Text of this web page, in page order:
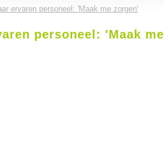
ervaren personeel: 'Maak me zorgen'
personeel: 'Maak me